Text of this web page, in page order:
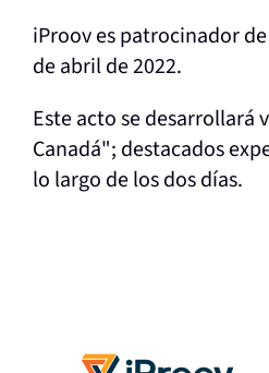
iProov es patrocinador
de abril de 2022.
Este acto se
Canadá"; destacados
lo largo de los dos días.